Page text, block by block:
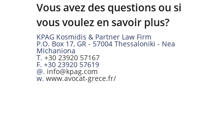
Vous avez des questions ou si
vous voulez en savoir plus?
KPAG Kosmidis & Partner Law Firm
P.O. Box 17, GR - 57004 Thessaloniki - Nea
Michaniona
T. +30 23920 57167
F. +30 23920 57619
@. info@kpag.com
w. www.avocat-grece.fr/